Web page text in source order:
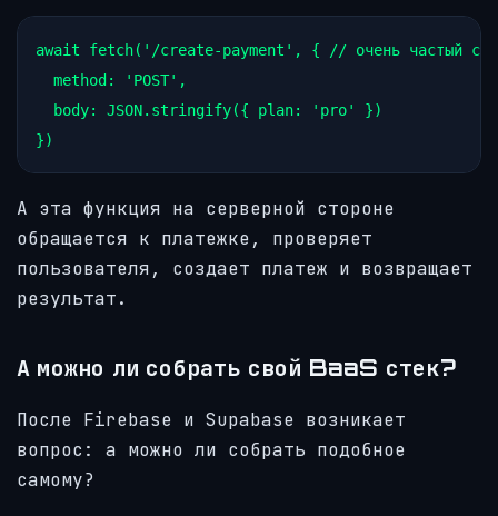
await fetch('/create-payment', { // очень частый
  method: 'POST',
  body: JSON.stringify({ plan: 'pro' })
А эта функция на серверной стороне
обращается к платежке, проверяет
пользователя, создает платеж и возвращает
результат.
А можно ли собрать свой BaaS стек?
После Firebase и Supabase возникает
вопрос: а можно ли собрать подобное
самому?